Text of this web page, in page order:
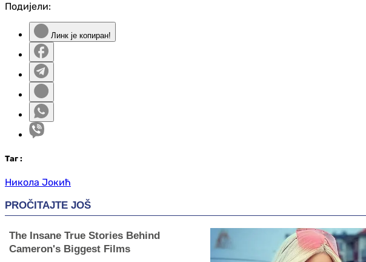
Подијели:
Линк је копиран!
Таг :
Никола Јокић